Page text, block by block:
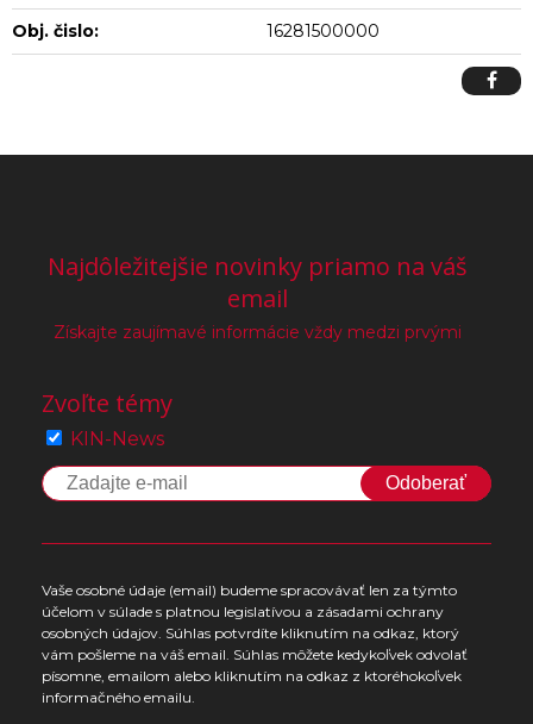
Obj. čislo: 16281500000
Najdôležitejšie novinky priamo na váš
email
Získajte zaujímavé informácie vždy medzi prvými
Zvoľte témy
KIN-News
Odoberať
Vaše osobné údaje (email) budeme spracovávať len za týmto
účelom v súlade s platnou legislatívou a zásadami ochrany
osobných údajov. Súhlas potvrdíte kliknutím na odkaz, ktorý
vám pošleme na váš email. Súhlas môžete kedykoľvek odvolať
písomne, emailom alebo kliknutím na odkaz z ktoréhokoľvek
informačného emailu.